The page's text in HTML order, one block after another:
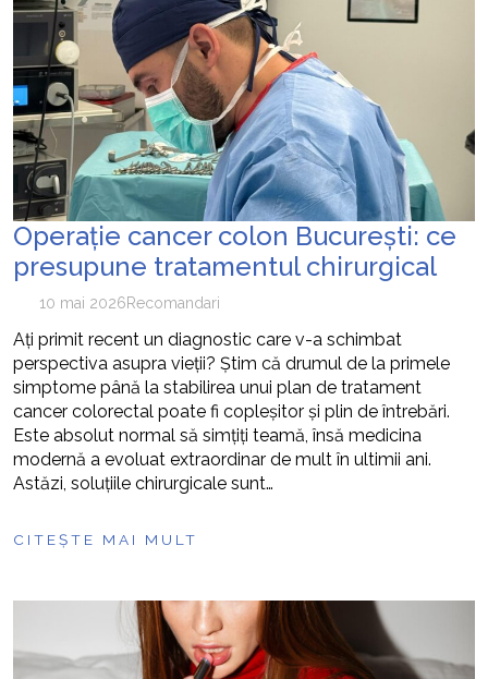
Operație cancer colon București: ce
presupune tratamentul chirurgical
10 mai 2026Recomandari
Ați primit recent un diagnostic care v-a schimbat
perspectiva asupra vieții? Știm că drumul de la primele
simptome până la stabilirea unui plan de tratament
cancer colorectal poate fi copleșitor și plin de întrebări.
Este absolut normal să simțiți teamă, însă medicina
modernă a evoluat extraordinar de mult în ultimii ani.
Astăzi, soluțiile chirurgicale sunt…
CITEȘTE MAI MULT